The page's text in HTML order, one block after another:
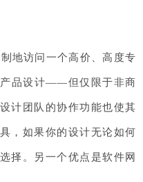
地访问一个高价、高度专
产品设计——但仅限于非商
计团队的协作功能也使其
，如果你的设计无论如何
择。另一个优点是软件网